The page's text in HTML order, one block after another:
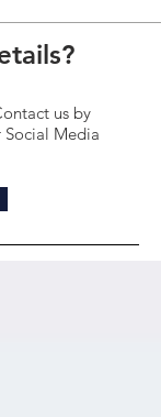
us by
Media